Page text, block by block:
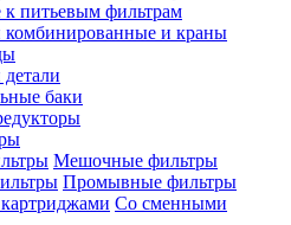
питьевым фильтрам
комбинированные и краны
баки
Мешочные фильтры
Промывные фильтры
Со сменными